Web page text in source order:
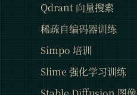
Qdrant 向量搜索
稀疏自编码器训练
Simpo 培训
Slime 强化学习训练